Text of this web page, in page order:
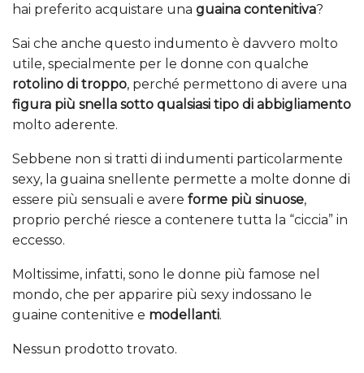
hai preferito acquistare una guaina contenitiva?
Sai che anche questo indumento è davvero molto
utile, specialmente per le donne con qualche
rotolino di troppo, perché permettono di avere una
figura più snella sotto qualsiasi tipo di abbigliamento
molto aderente.
Sebbene non si tratti di indumenti particolarmente
sexy, la guaina snellente permette a molte donne di
essere più sensuali e avere forme più sinuose,
proprio perché riesce a contenere tutta la “ciccia” in
eccesso.
Moltissime, infatti, sono le donne più famose nel
mondo, che per apparire più sexy indossano le
guaine contenitive e modellanti.
Nessun prodotto trovato.